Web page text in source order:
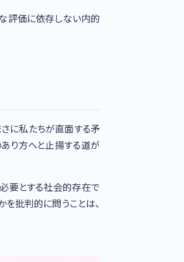
評価に依存しない内的
に私たちが直面する矛
あり方へと止揚する道が
要とする社会的存在で
を批判的に問うことは、